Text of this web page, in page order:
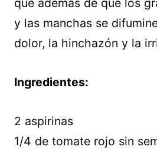
que además de que los
y las manchas se
dolor, la hinchazón y la
Ingredientes:
2 aspirinas
1/4 de tomate rojo sin